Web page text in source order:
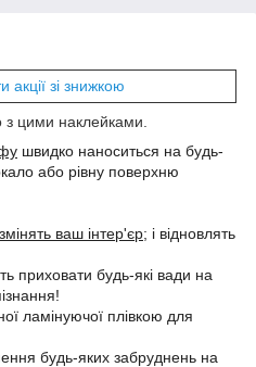
з цими наклейками.
швидко наноситься на будь-
або рівну поверхню
ваш інтер'єр; і відновлять
приховати будь-які вади на
ламінуючої плівкою для
будь-яких забруднень на